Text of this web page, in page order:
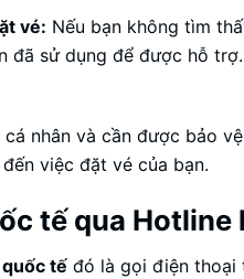
vé: Nếu bạn không tìm
đã sử dụng để được hỗ
nhân và cần được bảo
việc đặt vé của bạn.
tế qua Hotline
tế đó là gọi điện